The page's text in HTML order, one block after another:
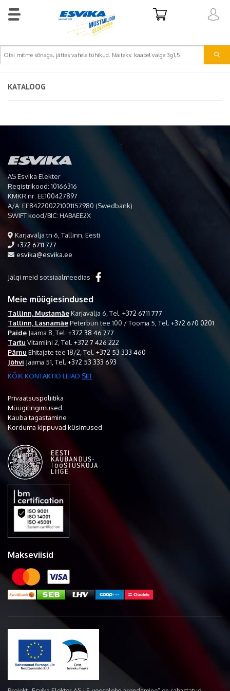
KATALOOG
AS Esvika Elekter
Registrikood: 10166316
KMKR nr: EE100427897
A/A: EE842200221001157980 (Swedbank)
SWIFT kood/BIC: HABAEE2X
Karjavälja tn 6, Tallinn, Eesti
+372 6711 777
esvika@esvika.ee
Jälgi meid sotsiaalmeedias
Meie müügiesindused
Tallinn, MustamäeKarjavälja 6, Tel. +372 6711 777
Tallinn, LasnamäePeterburi tee 100 / Tooma 5, Tel. +372 670 0201
Paide Jaama 8, Tel. +372 38 46 777
Tartu Vitamiini 2, Tel. +372 7 426 222
Pärnu Ehitajate tee 18/2, Tel. +372 53 333 460
Jõhvi Jaama 51, Tel. +372 53 333 693
KÕIK KONTAKTID LEIAD SIIT
Privaatsuspoliitika
Müügitingimused
Kauba tagastamine
Korduma kippuvad küsimused
Makseviisid